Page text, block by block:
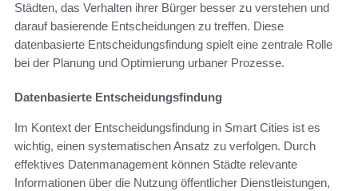
Städten, das Verhalten ihrer Bürger besser zu verstehen und
darauf basierende Entscheidungen zu treffen. Diese
datenbasierte Entscheidungsfindung spielt eine zentrale Rolle
bei der Planung und Optimierung urbaner Prozesse.
Datenbasierte Entscheidungsfindung
Im Kontext der Entscheidungsfindung in Smart Cities ist es
wichtig, einen systematischen Ansatz zu verfolgen. Durch
effektives Datenmanagement können Städte relevante
Informationen über die Nutzung öffentlicher Dienstleistungen,